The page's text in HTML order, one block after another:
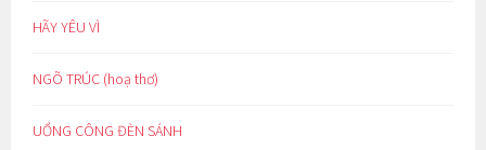
HÃY YÊU VÌ
NGÕ TRÚC (hoạ thơ)
UỔNG CÔNG ĐÈN SÁNH